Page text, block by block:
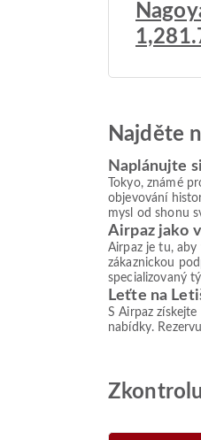
Najděte
Naplánujte
Tokyo, známé
objevování
mysl od shonu
Airpaz jako
Airpaz je tu, aby
zákaznickou
specializovaný
Leťte na
S Airpaz
nabídky.